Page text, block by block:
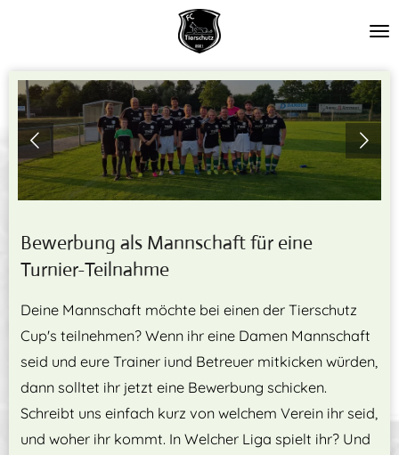
Bewerbung als Mannschaft für eine
Turnier-Teilnahme
Deine Mannschaft möchte bei einen der Tierschutz
Cup's teilnehmen? Wenn ihr eine Damen Mannschaft
seid und eure Trainer iund Betreuer mitkicken würden,
dann solltet ihr jetzt eine Bewerbung schicken.
Schreibt uns einfach kurz von welchem Verein ihr seid,
und woher ihr kommt. In Welcher Liga spielt ihr? Und